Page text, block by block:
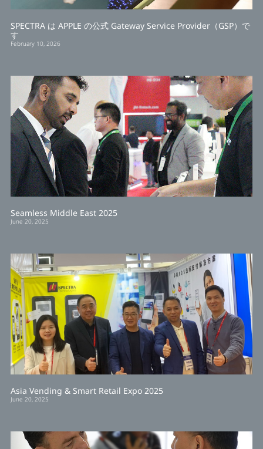
SPECTRA は APPLE の公式 Gateway Service Provider（GSP）で
す
February 10, 2026
Seamless Middle East 2025
June 20, 2025
Asia Vending & Smart Retail Expo 2025
June 20, 2025